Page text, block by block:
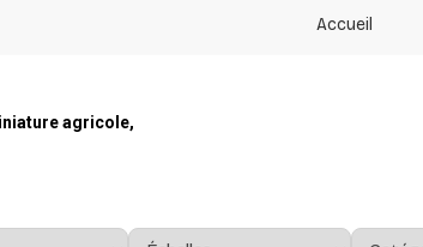
Accueil
agricole,